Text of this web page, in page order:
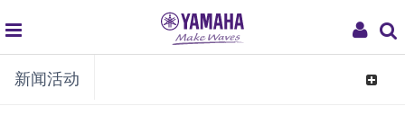
My
global
navigation
新闻活动
Toggle